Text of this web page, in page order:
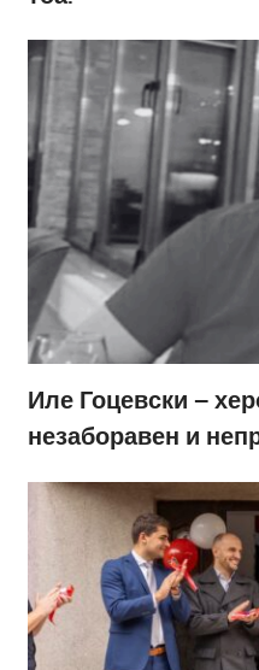
Иле Гоцевски –
незаборавен и